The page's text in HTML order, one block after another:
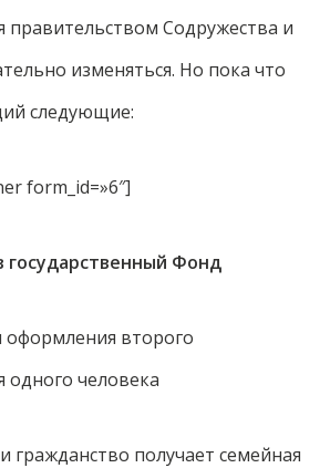
правительством Содружества и
изменяться. Но пока что
следующие:
form_id=»6″]
государственный Фонд
оформления второго
одного человека
гражданство получает семейная